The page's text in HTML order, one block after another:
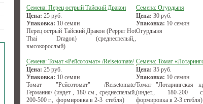
Семена: Перец острый Тайский Дракон
Цена: 25 руб.
Упаковка: 10 семян
Перец острый Тайский Дракон (Pepper Hot
Thai Dragon) (среднеспелый,,
высокорослый)
Семена: Огурдыня
Цена: 30 руб.
Упаковка: 10 семян
Огурдыня
Семена: Томат «Рейсотомат» /Reisetomate/
Цена: 25 руб.
Упаковка: 10 семян
Томат "Рейсотомат" /Reisetomate/
Германия/ (индет , 180 см., среднеспелый,
200-500 г., формировка в 2-3 стебля)
Семена: Томат
Цена: 35 руб.
Упаковка: 10 семян
Томат "Лотарингская
(индет., 180-200
формировка в 2-3 стебля)